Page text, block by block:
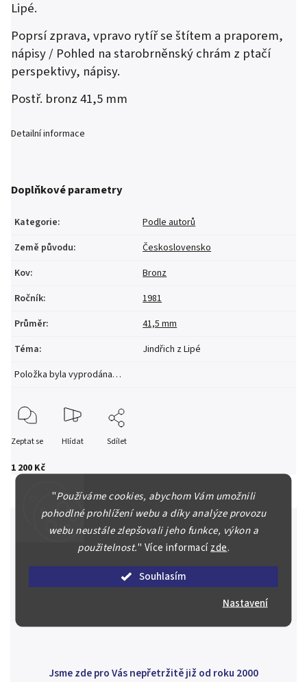
"Používáme cookies, abychom Vám umožnili
pohodlné prohlížení webu a díky analýze provozu
webu neustále zlepšovali jeho funkce, výkon a
použitelnost." Více informacízde.
Souhlasím
Nastavení
1 200 Kč
Lipé.
Poprsí zprava, vpravo rytíř se štítem a praporem,
nápisy / Pohled na starobrněnský chrám z ptačí
perspektivy, nápisy.
Postř. bronz 41,5 mm
Detailní informace
Doplňkové parametry
Kategorie:
Podle autorů
Země původu:
Československo
Kov:
Bronz
Ročník:
1981
Průměr:
41,5 mm
Téma:
Jindřich z Lipé
Položka byla vyprodána…
Zeptat se Hlídat Sdílet
Náš kolektiv specialistů a znalců se Vám bude plně věnovat.
Posoudíme kvalitu a pravost Vašeho materiálu, prodáme v naší
aukci nebo Vám poradíme kam investovat.
Jsme zde pro Vás nepřetržitě již od roku 2000